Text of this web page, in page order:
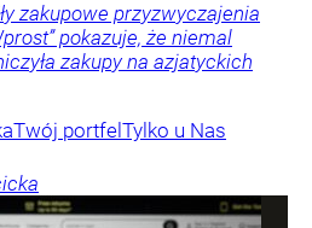
zakupowe przyzwyczajenia
pokazuje, że niemal
zakupy na azjatyckich
Twój portfel Tylko u Nas